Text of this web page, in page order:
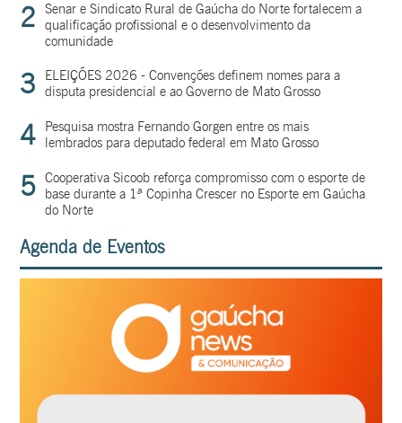
2
Senar e Sindicato Rural de Gaúcha do Norte fortalecem a
qualificação profissional e o desenvolvimento da
comunidade
3
ELEIÇÕES 2026 - Convenções definem nomes para a
disputa presidencial e ao Governo de Mato Grosso
4
Pesquisa mostra Fernando Gorgen entre os mais
lembrados para deputado federal em Mato Grosso
5 Cooperativa Sicoob reforça compromisso com o esporte de
base durante a 1ª Copinha Crescer no Esporte em Gaúcha
do Norte
Agenda de Eventos